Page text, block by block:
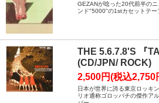
GEZANが唸った20代前半の
ンド"5000"の1stカセットテー
THE 5.6.7.8'S 『
(CD/JPN/ ROCK)
2,500円(税込2,750
日本が世界に誇る東京ロッキ
リオ通称ゴロッパチの傑作ア